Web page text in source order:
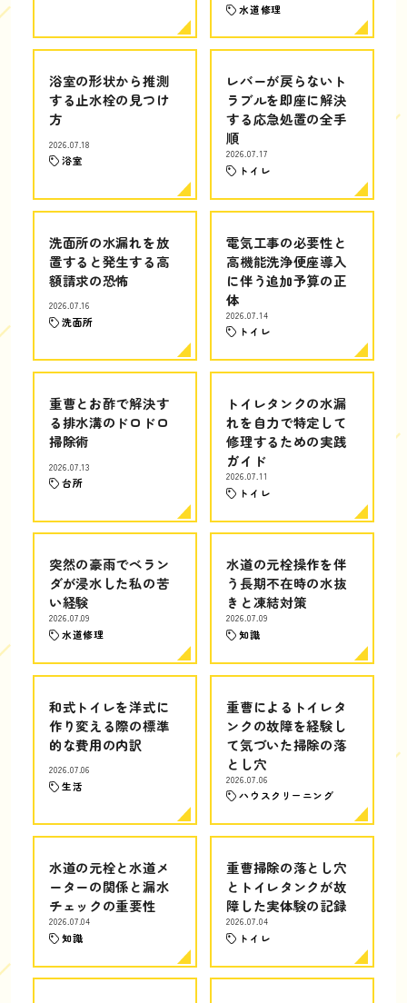
水道修理
浴室の形状から推測
する止水栓の見つけ
方
2026.07.18
浴室
レバーが戻らないト
ラブルを即座に解決
する応急処置の全手
順
2026.07.17
トイレ
洗面所の水漏れを放
置すると発生する高
額請求の恐怖
2026.07.16
洗面所
電気工事の必要性と
高機能洗浄便座導入
に伴う追加予算の正
体
2026.07.14
トイレ
重曹とお酢で解決す
る排水溝のドロドロ
掃除術
2026.07.13
台所
トイレタンクの水漏
れを自力で特定して
修理するための実践
ガイド
2026.07.11
トイレ
突然の豪雨でベラン
ダが浸水した私の苦
い経験
2026.07.09
水道修理
水道の元栓操作を伴
う長期不在時の水抜
きと凍結対策
2026.07.09
知識
和式トイレを洋式に
作り変える際の標準
的な費用の内訳
2026.07.06
生活
重曹によるトイレタ
ンクの故障を経験し
て気づいた掃除の落
とし穴
2026.07.06
ハウスクリーニング
水道の元栓と水道メ
ーターの関係と漏水
チェックの重要性
2026.07.04
知識
重曹掃除の落とし穴
とトイレタンクが故
障した実体験の記録
2026.07.04
トイレ